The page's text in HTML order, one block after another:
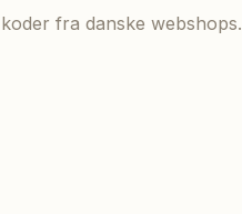
fra danske webshops.